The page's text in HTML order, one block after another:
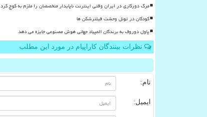
مرگ دورکاری در ایران وقتی اینترنت ناپایدار متخصصان را ملزم به کوچ کرد
کودکان در تونل وحشت فیلترشکن ها
پاول دوروف به برندگان المپیاد جهانی هوش مصنوعی جایزه می دهد
نظرات بینندگان کاراپیام در مورد این مطلب
نام:
ایمیل: